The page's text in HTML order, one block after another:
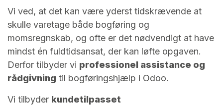
Vi ved, at det kan være yderst tidskrævende at
skulle varetage både bogføring og
momsregnskab, og ofte er det nødvendigt at have
mindst én fuldtidsansat, der kan løfte opgaven.
Derfor tilbyder vi professionel assistance og
rådgivning til bogføringshjælp i Odoo.
Vi tilbyder kundetilpasset